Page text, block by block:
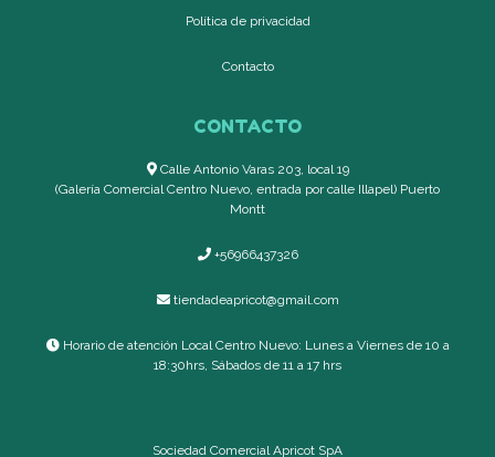
Política de privacidad
Contacto
CONTACTO
Calle Antonio Varas 203, local 19
(Galería Comercial Centro Nuevo, entrada por calle Illapel) Puerto
Montt
+56966437326
tiendadeapricot@gmail.com
Horario de atención Local Centro Nuevo: Lunes a Viernes de 10 a
18:30hrs, Sábados de 11 a 17 hrs
Sociedad Comercial Apricot SpA